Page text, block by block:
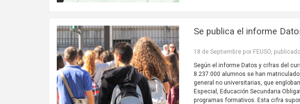
Se publica el informe
18 de Septiembre por FEUSO,
Según el informe Datos y cifras del
8.237.000 alumnos se han
general no universitarias, que
Especial, Educación Secundaria
programas formativos. Esta cifra